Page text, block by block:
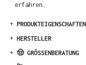
erfahren.
+ PRODUKTEIGENSCHAFTEN
+ HERSTELLER
+ 🤠 GRÖSSENBERATUNG